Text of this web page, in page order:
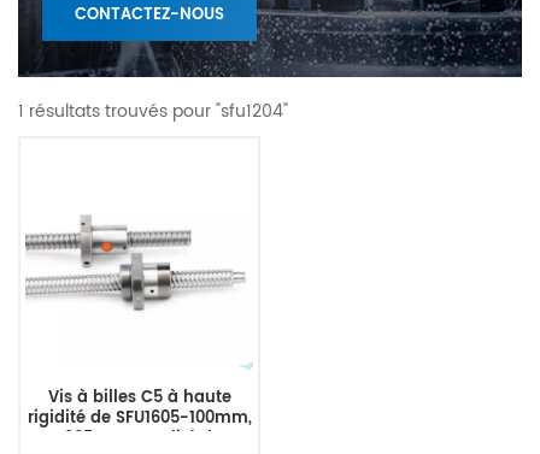
CONTACTEZ-NOUS
1 résultats trouvés pour "sfu1204"
Vis à billes C5 à haute
rigidité de SFU1605-100mm,
1605 Cnc, qualité de